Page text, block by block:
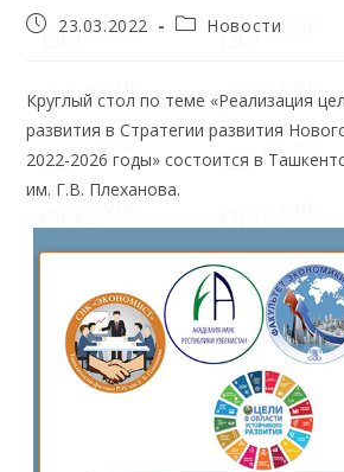
23.03.2022 Новости
Круглый стол по теме «Реализация
развития в Стратегии развития
2022-2026 годы» состоится в
им. Г.В. Плеханова.